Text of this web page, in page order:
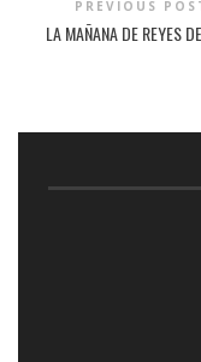
PREVIOUS
LA MAÑANA DE REYES